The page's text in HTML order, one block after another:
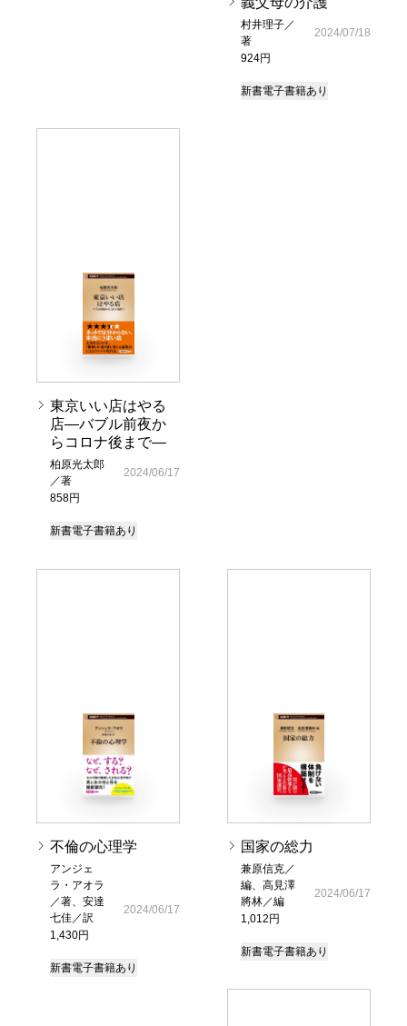
村井理子／
著
924円
2024/07/18
新書電子書籍あり
東京いい店はやる
店―バブル前夜か
らコロナ後まで―
柏原光太郎
／著
858円
2024/06/17
新書電子書籍あり
不倫の心理学
アンジェ
ラ・アオラ
／著、安達
七佳／訳
1,430円
2024/06/17
新書電子書籍あり
国家の総力
兼原信克／
編、高見澤
將林／編
1,012円
2024/06/17
新書電子書籍あり